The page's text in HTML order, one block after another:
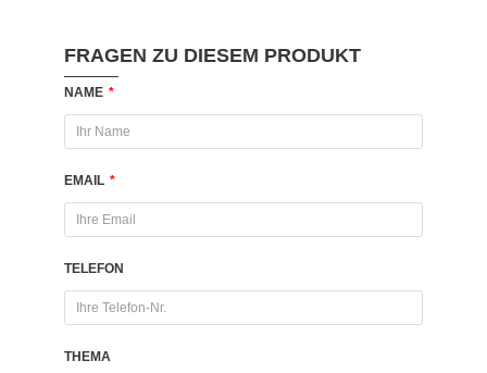
FRAGEN ZU DIESEM PRODUKT
NAME *
EMAIL *
TELEFON
THEMA